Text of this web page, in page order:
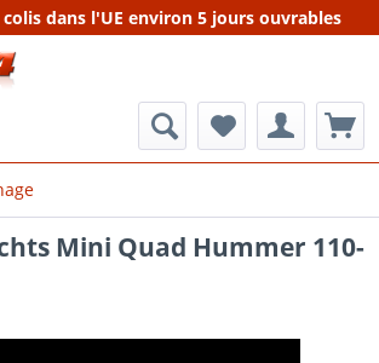
dans l'UE environ 5 jours ouvrables
Mini Quad Hummer 110-